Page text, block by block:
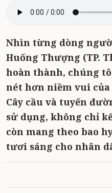
Nhìn từng dòng
Huống Thượng (TP.
hoàn thành, chúng
nét hơn niềm vui
Cây cầu và tuyến
sử dụng, không chỉ
còn mang theo bao
tươi sáng cho nhân